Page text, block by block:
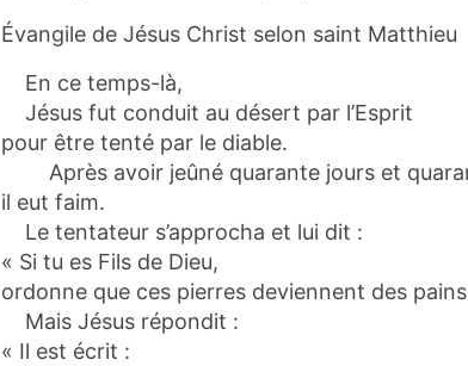
Évangile de Jésus Christ selon saint Matthieu
En ce temps-là,
Jésus fut conduit au désert par l’Esprit
pour être tenté par le diable.
Après avoir jeûné quarante jours et
il eut faim.
Le tentateur s’approcha et lui dit :
« Si tu es Fils de Dieu,
ordonne que ces pierres deviennent des
Mais Jésus répondit :
« Il est écrit :